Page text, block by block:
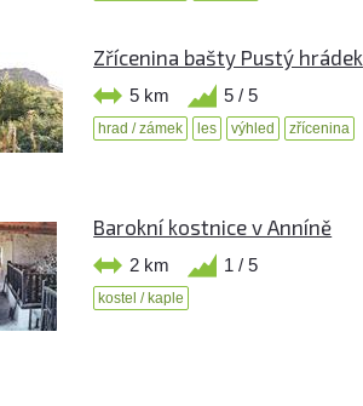
Zřícenina bašty Pustý hrádek
5 km 5 / 5
hrad / zámek les výhled zřícenina
Barokní kostnice v Anníně
2 km 1 / 5
kostel / kaple